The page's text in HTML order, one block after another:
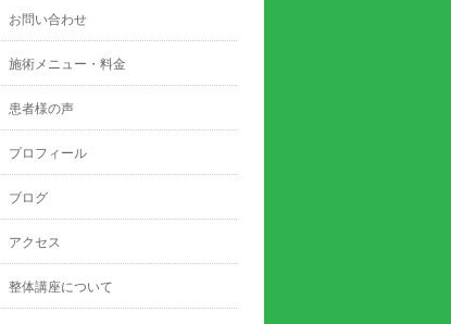
お問い合わせ
施術メニュー・料金
患者様の声
プロフィール
ブログ
アクセス
整体講座について